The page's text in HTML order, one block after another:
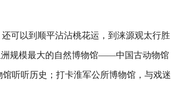
可以到顺平沾沾桃花运，到涞源观太行胜
规模最大的自然博物馆——中国古动物馆
听听历史；打卡淮军公所博物馆，与戏迷